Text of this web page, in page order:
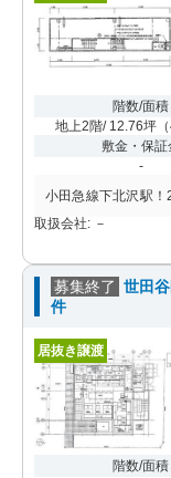
階数/面積
地上2階/ 12.76坪（
敷金・保証
-
小田急線下北沢駅！
取扱会社: －
募集終了 世田
件
居抜き譲渡
階数/面積